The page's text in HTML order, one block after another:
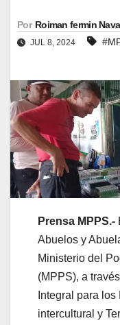
Por Roiman fermin
JUL 8, 2024
Prensa MPPS.-
Abuelos y
Ministerio del
(MPPS), a
Integral para
intercultural y